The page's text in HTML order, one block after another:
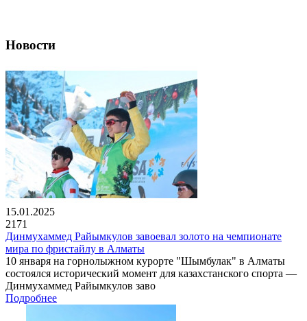
Новости
15.01.2025
2171
Динмухаммед Райымкулов завоевал золото на чемпионате
мира по фристайлу в Алматы
10 января на горнолыжном курорте "Шымбулак" в Алматы
состоялся исторический момент для казахстанского спорта —
Динмухаммед Райымкулов заво
Подробнее